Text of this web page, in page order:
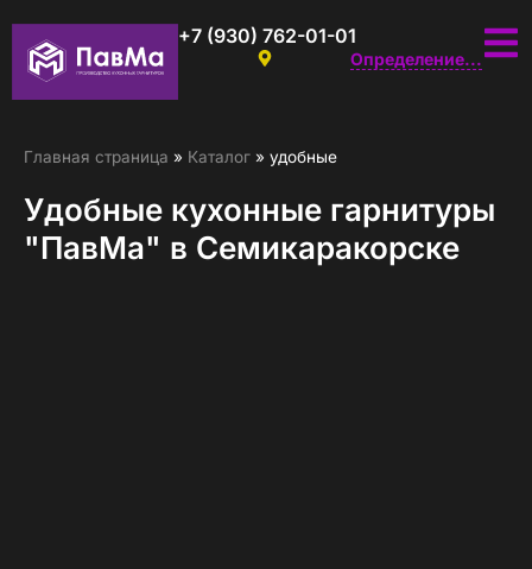
+7 (930) 762-01-01
Определение...
Главная страница » Каталог » удобные
Удобные кухонные гарнитуры
"ПавМа" в Семикаракорске